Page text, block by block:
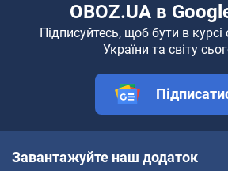
OBOZ.UA в
Підписуйтесь, щоб бути в курсі
України та світу
Завантажуйте наш додаток